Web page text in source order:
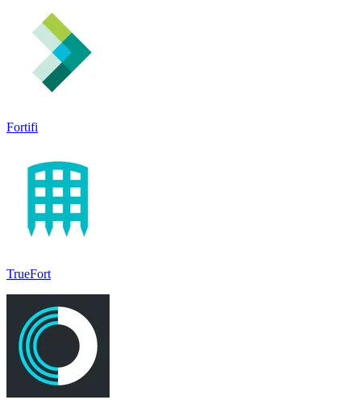
Fortifi
TrueFort